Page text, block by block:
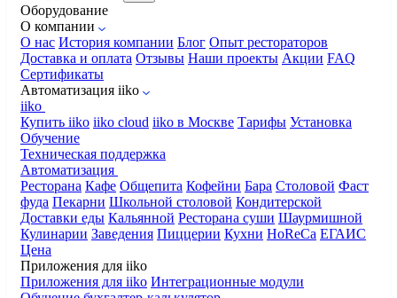
Оборудование
О компании
О нас История компании Блог Опыт рестораторов
Доставка и оплата Отзывы Наши проекты Акции FAQ
Сертификаты
Автоматизация iiko
iiko
Купить iiko iiko cloud iiko в Москве Тарифы Установка
Обучение
Техническая поддержка
Автоматизация
Ресторана Кафе Общепита Кофейни Бара Столовой Фаст
фуда Пекарни Школьной столовой Кондитерской
Доставки еды Кальянной Ресторана суши Шаурмишной
Кулинарии Заведения Пиццерии Кухни HoReCa ЕГАИС
Цена
Приложения для iiko
Приложения для iiko Интеграционные модули